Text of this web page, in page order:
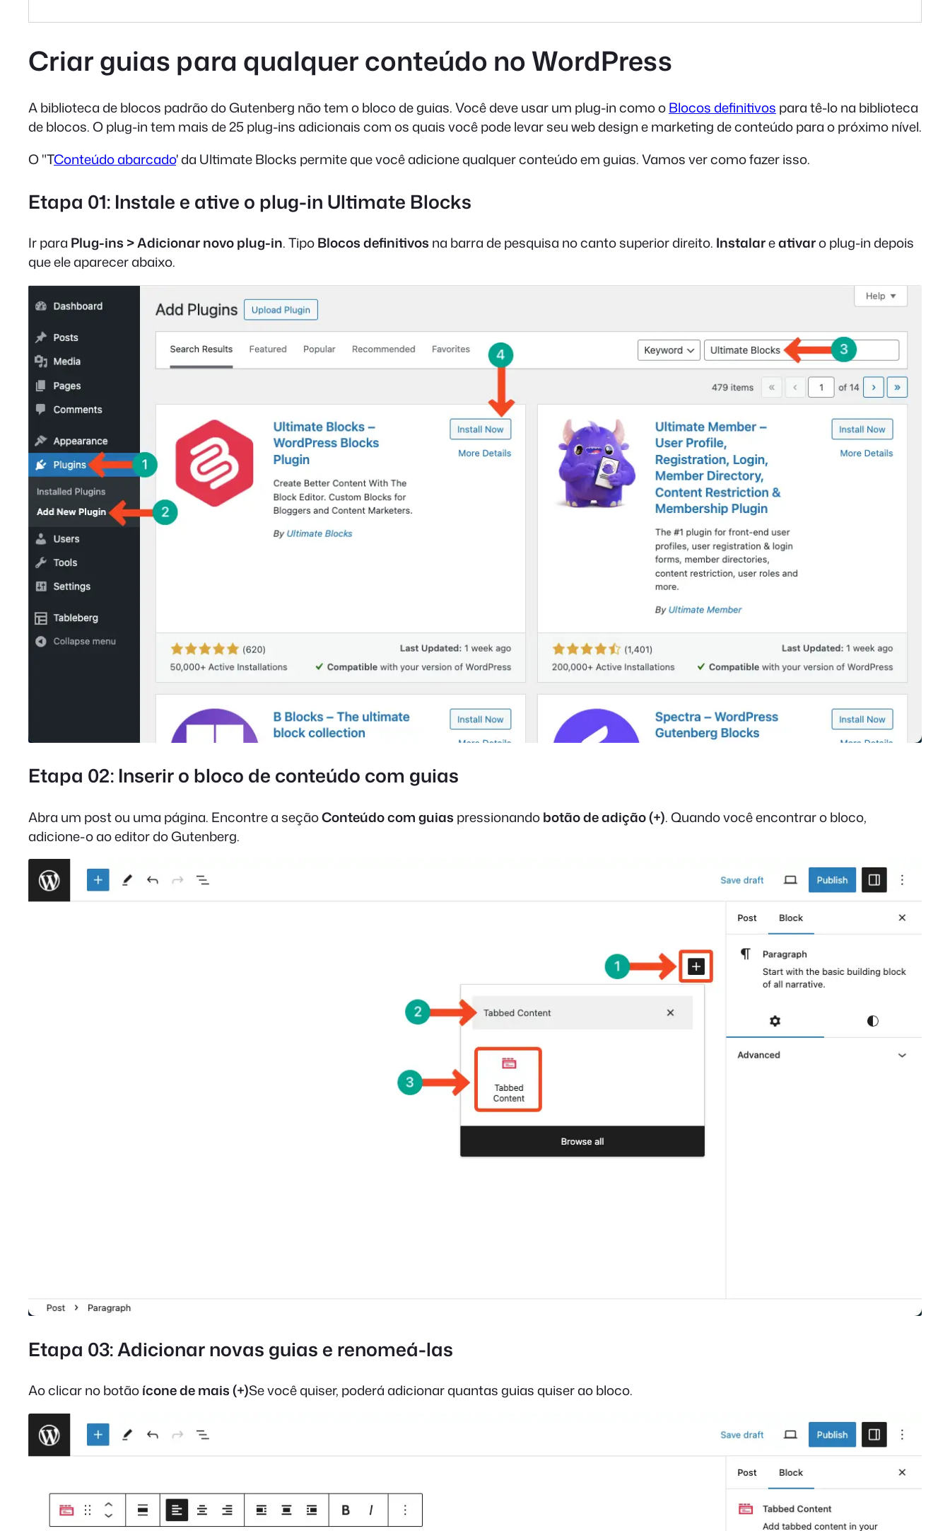
Criar guias para qualquer conteúdo no WordPress
A biblioteca de blocos padrão do Gutenberg não tem o bloco de guias. Você deve usar um plug-in como oBlocos definitivos para tê-lo na biblioteca
de blocos. O plug-in tem mais de 25 plug-ins adicionais com os quais você pode levar seu web design e marketing de conteúdo para o próximo nível.
O "TConteúdo abarcado' da Ultimate Blocks permite que você adicione qualquer conteúdo em guias. Vamos ver como fazer isso.
Etapa 01: Instale e ative o plug-in Ultimate Blocks
Ir para Plug-ins > Adicionar novo plug-in. TipoBlocos definitivos na barra de pesquisa no canto superior direito. Instalareativaro plug-in depois
que ele aparecer abaixo.
Etapa 02: Inserir o bloco de conteúdo com guias
Abra um post ou uma página. Encontre a seçãoConteúdo com guias pressionandobotão de adição (+). Quando você encontrar o bloco,
adicione-o ao editor do Gutenberg.
Etapa 03: Adicionar novas guias e renomeá-las
Ao clicar no botãoícone de mais (+)Se você quiser, poderá adicionar quantas guias quiser ao bloco.